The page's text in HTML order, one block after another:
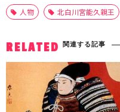
人物 北白川宮能久親王
RELATED 関連する記事